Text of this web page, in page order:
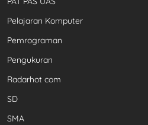
Pelajaran Komputer
Pemrograman
Pengukuran
Radarhot com
SD
SMA